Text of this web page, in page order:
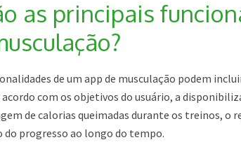
as principais
de um app de musculação podem
com os objetivos do usuário, a
de calorias queimadas durante os treinos, o
progresso ao longo do tempo.